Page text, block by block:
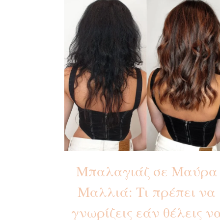
Μπαλαγιάζ σε Μαύρα
Μαλλιά: Τι πρέπει να
γνωρίζεις εάν θέλεις